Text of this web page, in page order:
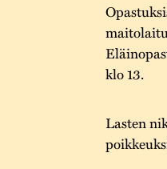
klo 13.
Lasten